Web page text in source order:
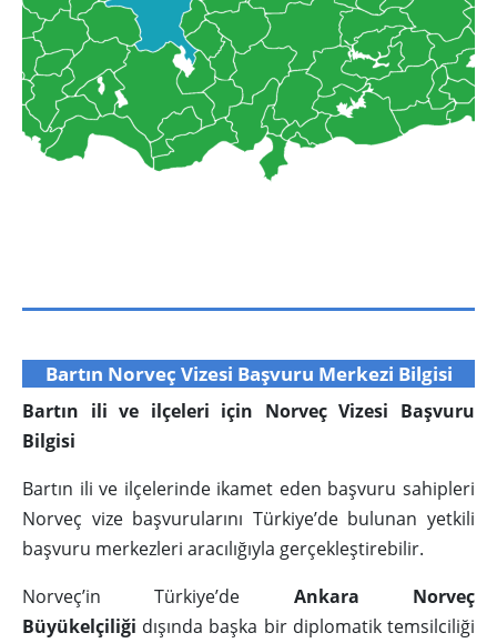
Bartın Norveç Vizesi Başvuru Merkezi Bilgisi
Bartın ili ve ilçeleri için Norveç Vizesi Başvuru
Bilgisi
Bartın ili ve ilçelerinde ikamet eden başvuru sahipleri
Norveç vize başvurularını Türkiye’de bulunan yetkili
başvuru merkezleri aracılığıyla gerçekleştirebilir.
Norveç’in Türkiye’de Ankara Norveç
Büyükelçiliği dışında başka bir diplomatik temsilciliği